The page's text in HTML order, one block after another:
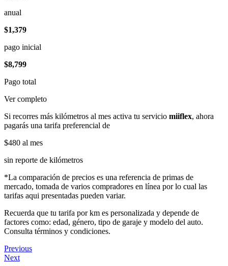
anual
$1,379
pago inicial
$8,799
Pago total
Ver completo
Si recorres más kilómetros al mes activa tu servicio miiflex, ahora
pagarás una tarifa preferencial de
$480 al mes
sin reporte de kilómetros
*La comparación de precios es una referencia de primas de
mercado, tomada de varios compradores en línea por lo cual las
tarifas aqui presentadas pueden variar.
Recuerda que tu tarifa por km es personalizada y depende de
factores como: edad, género, tipo de garaje y modelo del auto.
Consulta términos y condiciones.
Previous
Next